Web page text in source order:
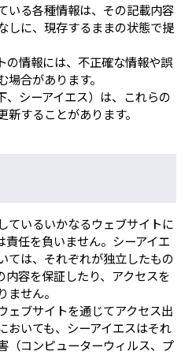
いる各種情報は、その記載内容
しに、現存するままの状態で提
の情報には、不正確な情報や誤
合があります。
、シーアイエス）は、これらの
することがあります。
ているいかなるウェブサイトに
責任を負いません。シーアイエ
ては、それぞれが独立したもの
内容を保証したり、アクセスを
せん。
ェブサイトを通じてアクセス出
おいても、シーアイエスはそれ
（コンピューターウィルス、プ